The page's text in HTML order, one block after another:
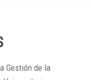
Gestión de la